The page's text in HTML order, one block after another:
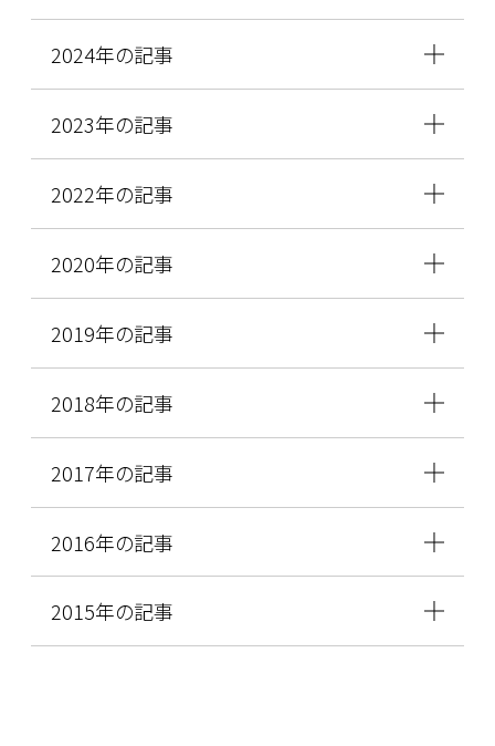
2024年の記事
2023年の記事
2022年の記事
2020年の記事
2019年の記事
2018年の記事
2017年の記事
2016年の記事
2015年の記事